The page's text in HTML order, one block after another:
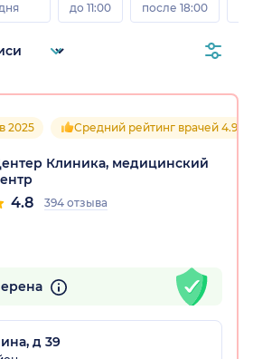
до 11:00
после 18:00
2025 Средний рейтинг врачей 4.9
Клиника, медицинский
4.8 394 отзыва
д 39